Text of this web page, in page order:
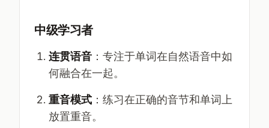
中级学习者
连贯语音 ：专注于单词在自然语音中如
何融合在一起。
重音模式 ：练习在正确的音节和单词上
放置重音。